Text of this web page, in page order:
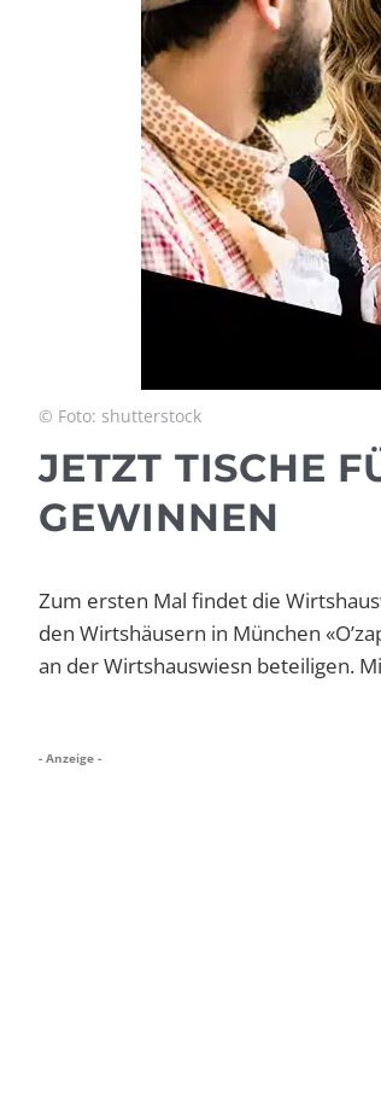
© Foto: shutterstock
JETZT TISCHE
GEWINNEN
Zum ersten Mal findet die
den Wirtshäusern in München «
an der Wirtshauswiesn beteiligen.
- Anzeige -